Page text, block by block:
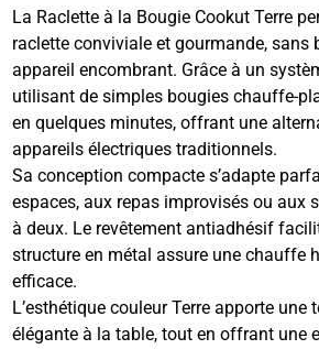
La Raclette à la Bougie Cookut Terre
raclette conviviale et gourmande, sans
appareil encombrant. Grâce à un
utilisant de simples bougies chauffe-
en quelques minutes, offrant une
appareils électriques traditionnels.
Sa conception compacte s’adapte
espaces, aux repas improvisés ou aux
à deux. Le revêtement antiadhésif
structure en métal assure une chauffe
efficace.
L’esthétique couleur Terre apporte une
élégante à la table, tout en offrant une